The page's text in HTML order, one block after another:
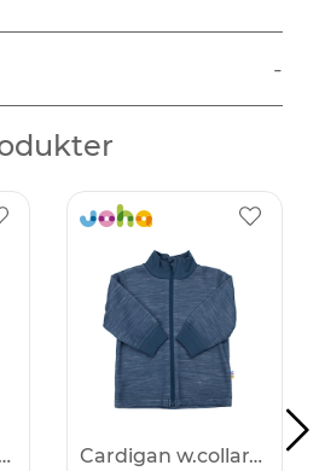
-
Blouse w/long sleeves - 25% Cardigan w.collar&zip. - 25%